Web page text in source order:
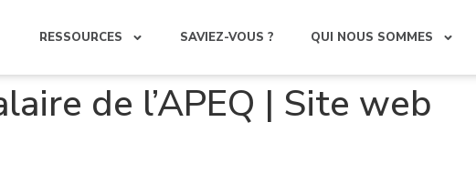
RESSOURCES SAVIEZ-VOUS ? QUI NOUS SOMMES
de l’APEQ | Site web